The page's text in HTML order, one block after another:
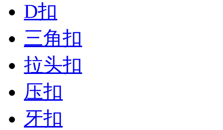
D扣
三角扣
拉头扣
压扣
牙扣